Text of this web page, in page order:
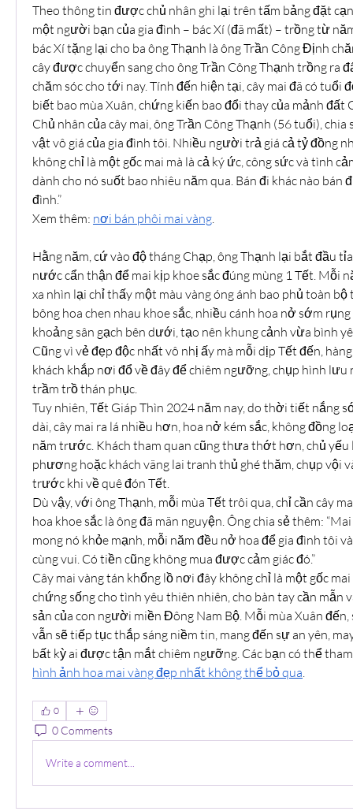
Theo thông tin được chủ nhân ghi lại trên tấm bảng đặt
một người bạn của gia đình – bác Xí (đã mất) – trồng từ
bác Xí tặng lại cho ba ông Thạnh là ông Trần Công Định
cây được chuyển sang cho ông Trần Công Thạnh trồng ra
chăm sóc cho tới nay. Tính đến hiện tại, cây mai đã có tuổi
biết bao mùa Xuân, chứng kiến bao đổi thay của mảnh đất
Chủ nhân của cây mai, ông Trần Công Thạnh (56 tuổi), chia
vật vô giá của gia đình tôi. Nhiều người trả giá cả tỷ đồng
không chỉ là một gốc mai mà là cả ký ức, công sức và tình
dành cho nó suốt bao nhiêu năm qua. Bán đi khác nào bán
đình.”
Xem thêm: nơi bán phôi mai vàng
Hằng năm, cứ vào độ tháng Chạp, ông Thạnh lại bắt đầu
nước cẩn thận để mai kịp khoe sắc đúng mùng 1 Tết. Mỗi
xa nhìn lại chỉ thấy một màu vàng óng ánh bao phủ toàn bộ
bông hoa chen nhau khoe sắc, nhiều cánh hoa nở sớm
khoảng sân gạch bên dưới, tạo nên khung cảnh vừa bình
Cũng vì vẻ đẹp độc nhất vô nhị ấy mà mỗi dịp Tết đến,
khách khắp nơi đổ về đây để chiêm ngưỡng, chụp hình lưu
trầm trồ thán phục.
Tuy nhiên, Tết Giáp Thìn 2024 năm nay, do thời tiết nắng
dài, cây mai ra lá nhiều hơn, hoa nở kém sắc, không đồng
năm trước. Khách tham quan cũng thưa thớt hơn, chủ yếu
phương hoặc khách vãng lai tranh thủ ghé thăm, chụp vội
trước khi về quê đón Tết.
Dù vậy, với ông Thạnh, mỗi mùa Tết trôi qua, chỉ cần cây
hoa khoe sắc là ông đã mãn nguyện. Ông chia sẻ thêm:
mong nó khỏe mạnh, mỗi năm đều nở hoa để gia đình tôi
cùng vui. Có tiền cũng không mua được cảm giác đó.”
Cây mai vàng tán khổng lồ nơi đây không chỉ là một gốc
chứng sống cho tình yêu thiên nhiên, cho bàn tay cần mẫn
sản của con người miền Đông Nam Bộ. Mỗi mùa Xuân
vẫn sẽ tiếp tục thắp sáng niềm tin, mang đến sự an yên,
bất kỳ ai được tận mắt chiêm ngưỡng. Các bạn có thể
hình ảnh hoa mai vàng đẹp nhất không thể bỏ qua
0
0 Comments
Write a comment...